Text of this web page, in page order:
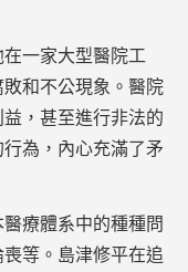
一家大型醫院工
和不公現象。醫院
，甚至進行非法的
為，內心充滿了矛
療體系中的種種問
等。島津修平在追